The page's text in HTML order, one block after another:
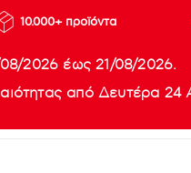
10.000+ προϊόντα
08/2026 έως 21/08/2026.
από Δευτέρα